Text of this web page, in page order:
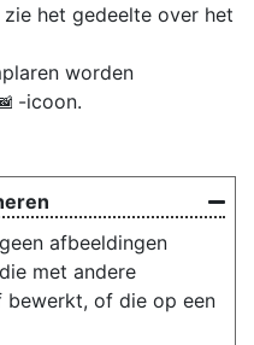
het gedeelte over het
worden
-icoon.
afbeeldingen
met andere
bewerkt, of die op een